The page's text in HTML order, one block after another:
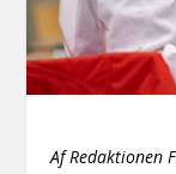
Af Redaktionen